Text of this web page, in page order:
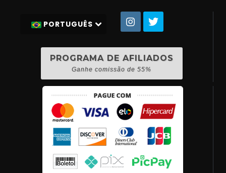
PORTUGUÊS
PROGRAMA DE AFILIADOS
Ganhe comissão de 55%